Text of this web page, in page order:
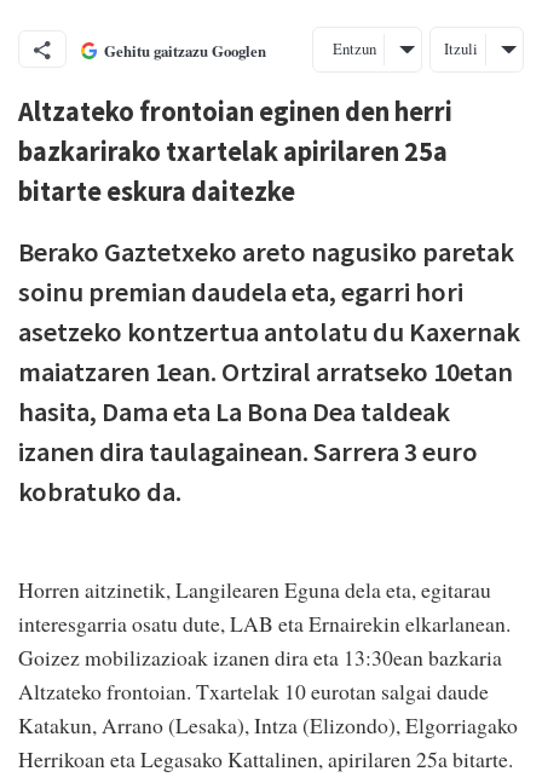
Gehitu gaitzazu Googlen Entzun Itzuli
Altzateko frontoian eginen den herri
bazkarirako txartelak apirilaren 25a
bitarte eskura daitezke
Berako Gaztetxeko areto nagusiko paretak
soinu premian daudela eta, egarri hori
asetzeko kontzertua antolatu du Kaxernak
maiatzaren 1ean. Ortziral arratseko 10etan
hasita, Dama eta La Bona Dea taldeak
izanen dira taulagainean. Sarrera 3 euro
kobratuko da.
Horren aitzinetik, Langilearen Eguna dela eta, egitarau
interesgarria osatu dute, LAB eta Ernairekin elkarlanean.
Goizez mobilizazioak izanen dira eta 13:30ean bazkaria
Altzateko frontoian. Txartelak 10 eurotan salgai daude
Katakun, Arrano (Lesaka), Intza (Elizondo), Elgorriagako
Herrikoan eta Legasako Kattalinen, apirilaren 25a bitarte.